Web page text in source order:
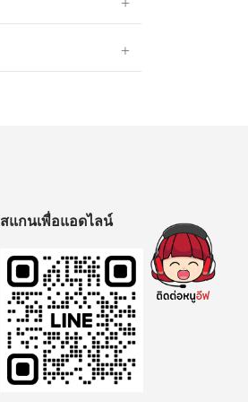
สแกนเพื่อแอดไลน์